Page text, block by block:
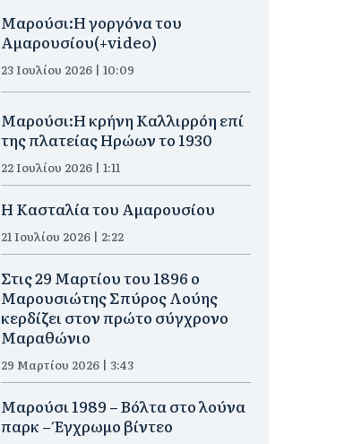
Μαρούσι:H γοργόνα του
Αμαρουσίου(+video)
23 Ιουλίου 2026 | 10:09
Μαρούσι:Η κρήνη Καλλιρρόη επί
της πλατείας Ηρώων το 1930
22 Ιουλίου 2026 | 1:11
Η Κασταλία του Αμαρουσίου
21 Ιουλίου 2026 | 2:22
Στις 29 Μαρτίου του 1896 ο
Μαρουσιώτης Σπύρος Λούης
κερδίζει στον πρώτο σύγχρονο
Μαραθώνιο
29 Μαρτίου 2026 | 3:43
Μαρούσι 1989 – Βόλτα στο λούνα
παρκ – Έγχρωμο βίντεο